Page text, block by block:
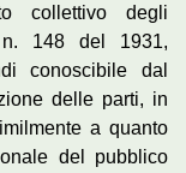
collettivo degli
n. 148 del 1931,
conoscibile dal
delle parti, in
a quanto
del pubblico